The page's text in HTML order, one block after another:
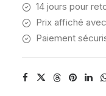
14 jours pour
Prix affiché
Paiement